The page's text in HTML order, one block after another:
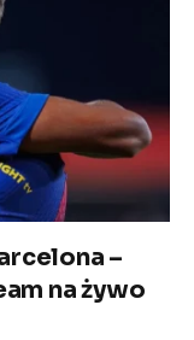
–
na żywo